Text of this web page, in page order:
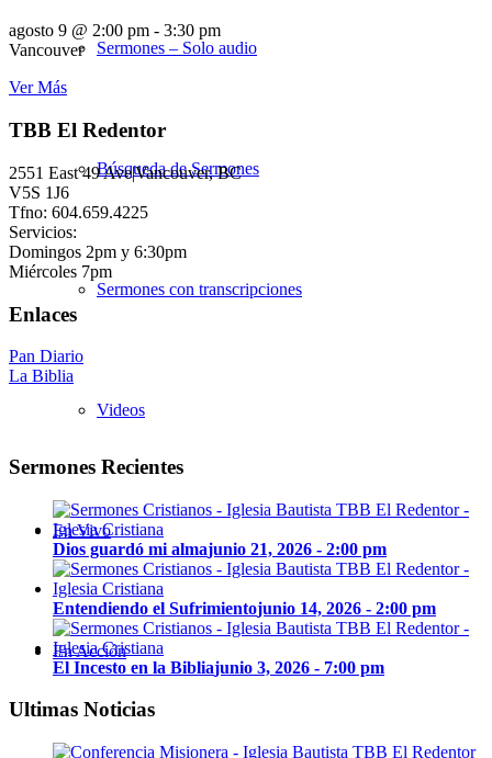
Sermones – Solo audio
Búsqueda de Sermones
Sermones con transcripciones
Videos
En Vivo
En Acción
agosto 9 @ 2:00 pm - 3:30 pm
Vancouver
Ver Más
TBB El Redentor
2551 East 49 Ave|Vancouver, BC
V5S 1J6
Tfno: 604.659.4225
Servicios:
Domingos 2pm y 6:30pm
Miércoles 7pm
Enlaces
Pan Diario
La Biblia
Sermones Recientes
Dios guardó mi almajunio 21, 2026 - 2:00 pm
Entendiendo el Sufrimientojunio 14, 2026 - 2:00 pm
El Incesto en la Bibliajunio 3, 2026 - 7:00 pm
Ultimas Noticias